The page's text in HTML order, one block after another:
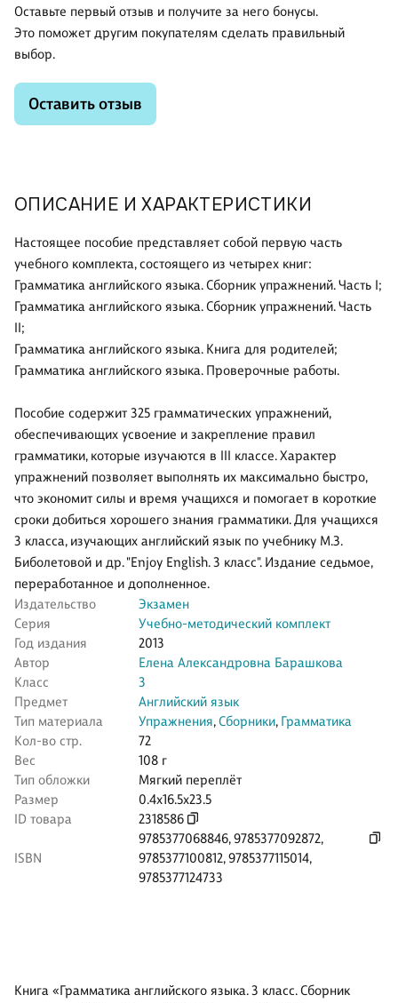
ОПИСАНИЕ И ХАРАКТЕРИСТИКИ
Настоящее пособие представляет собой первую часть
учебного комплекта, состоящего из четырех книг:
Грамматика английского языка. Сборник упражнений. Часть I;
Грамматика английского языка. Сборник упражнений. Часть
II;
Грамматика английского языка. Книга для родителей;
Грамматика английского языка. Проверочные работы.
Пособие содержит 325 грамматических упражнений,
обеспечивающих усвоение и закрепление правил
грамматики, которые изучаются в III классе. Характер
упражнений позволяет выполнять их максимально быстро,
что экономит силы и время учащихся и помогает в короткие
сроки добиться хорошего знания грамматики. Для учащихся
3 класса, изучающих английский язык по учебнику М.З.
Биболетовой и др. "Enjoy English. 3 класс". Издание седьмое,
переработанное и дополненное.
Издательство
Экзамен
Серия
Учебно-методический комплект
Год издания
2013
Автор
Елена Александровна Барашкова
Класс
3
Предмет
Английский язык
Тип материала
Упражнения,Сборники, Грамматика
Кол-во стр.
72
Вес
108 г
Тип обложки
Мягкий переплёт
Размер
0.4x16.5x23.5
ID товара
2318586
ISBN
9785377068846,9785377092872,
9785377100812,9785377115014,
9785377124733
Оставьте первый отзыв и получите за него бонусы.
Это поможет другим покупателям сделать правильный
выбор.
Оставить отзыв
Книга «Грамматика английского языка. 3 класс. Сборник